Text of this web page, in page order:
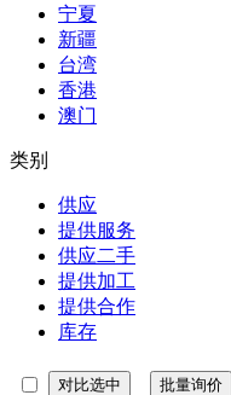
宁夏
新疆
台湾
香港
澳门
类别
供应
提供服务
供应二手
提供加工
提供合作
库存